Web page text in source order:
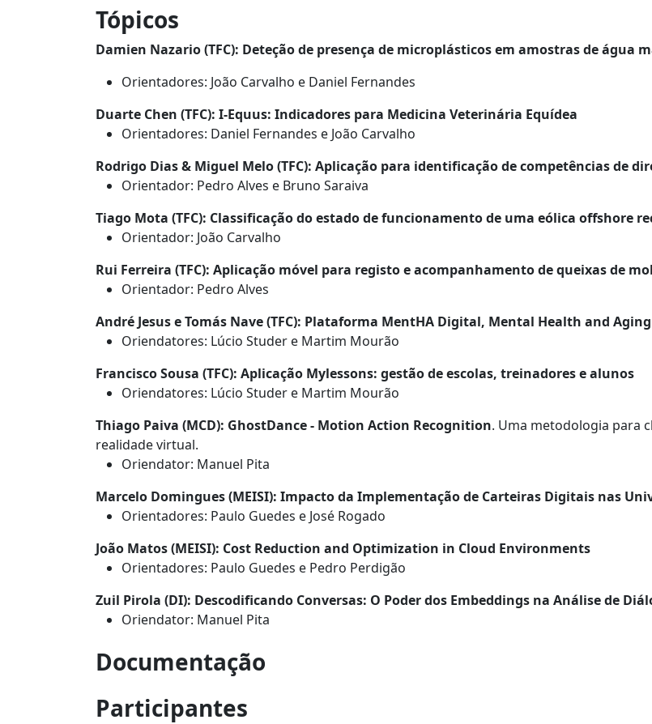
Tópicos
Damien Nazario (TFC): Deteção de presença de microplásticos em amostras de água
Orientadores: João Carvalho e Daniel Fernandes
Duarte Chen (TFC): I-Equus: Indicadores para Medicina Veterinária Equídea
Orientadores: Daniel Fernandes e João Carvalho
Rodrigo Dias & Miguel Melo (TFC): Aplicação para identificação de competências de
Orientador: Pedro Alves e Bruno Saraiva
Tiago Mota (TFC): Classificação do estado de funcionamento de uma eólica offshore
Orientador: João Carvalho
Rui Ferreira (TFC): Aplicação móvel para registo e acompanhamento de queixas de
Orientador: Pedro Alves
André Jesus e Tomás Nave (TFC): Plataforma MentHA Digital, Mental Health and Aging
Oriendatores: Lúcio Studer e Martim Mourão
Francisco Sousa (TFC): Aplicação Mylessons: gestão de escolas, treinadores e alunos
Oriendatores: Lúcio Studer e Martim Mourão
Thiago Paiva (MCD): GhostDance - Motion Action Recognition. Uma metodologia para
realidade virtual.
Oriendator: Manuel Pita
Marcelo Domingues (MEISI): Impacto da Implementação de Carteiras Digitais nas
Orientadores: Paulo Guedes e José Rogado
João Matos (MEISI): Cost Reduction and Optimization in Cloud Environments
Orientadores: Paulo Guedes e Pedro Perdigão
Zuil Pirola (DI): Descodificando Conversas: O Poder dos Embeddings na Análise de
Oriendator: Manuel Pita
Documentação
Participantes